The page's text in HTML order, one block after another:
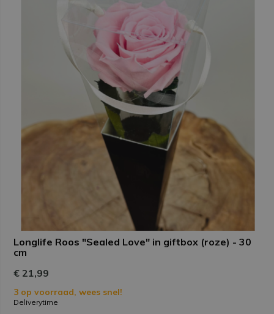
Longlife Roos "Sealed Love" in giftbox (roze) - 30
cm
€ 21,99
3 op voorraad, wees snel!
Deliverytime